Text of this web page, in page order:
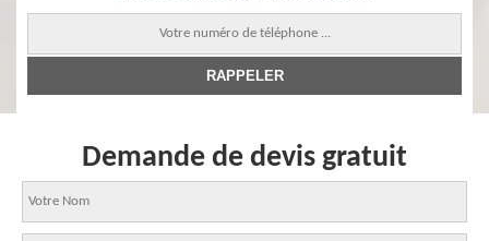
Demande de devis gratuit